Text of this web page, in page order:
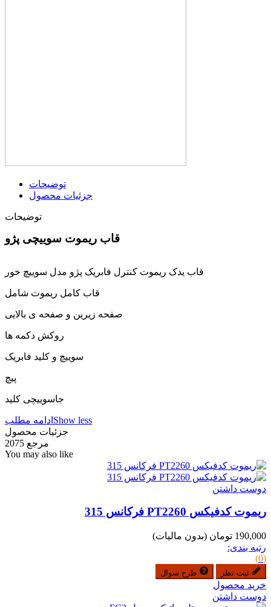
توضیحات
جزئیات محصول
توضیحات
قاب ریموت سوییچی پژو
قاب یدک ریموت کنترل فابریک پژو مدل سوییچ خور
قاب کامل ریموت شامل
صفحه زیرین و صفحه ی بالایی
روکش دکمه ها
سوییچ و کلید فابریک
پیچ
جاسوییچی کلید
ادامه مطلب Show less
جزئیات محصول
مرجع 2075
You may also like
دوست داشتن
ریموت کدفیکس PT2260 فرکانس 315
190,000 تومان
(بدون مالیات)
رتبه بندی:
(0)
ثبت نظر طرح سوال
خرید محصول
دوست داشتن